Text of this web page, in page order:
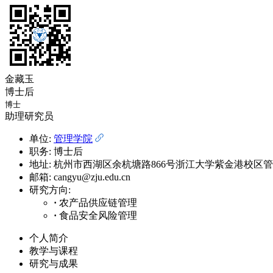
金藏玉
博士后
博士
助理研究员
单位: 管理学院
职务: 博士后
地址: 杭州市西湖区余杭塘路866号浙江大学紫金港校区
邮箱: cangyu@zju.edu.cn
研究方向:
· 农产品供应链管理
· 食品安全风险管理
个人简介
教学与课程
研究与成果